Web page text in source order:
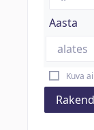
Aasta
Kuva